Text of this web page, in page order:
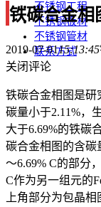
不锈钢工程
不锈钢板材
不锈钢管材
联系方式
铁碳合金相
2019-07-0115:13:45
关闭评论
铁碳合金相图是研
碳量小于2.11%，
大于6.69%的铁碳
碳合金相图的含碳
～6.69% C的部分
C作为另一组元的
上角部分为包晶